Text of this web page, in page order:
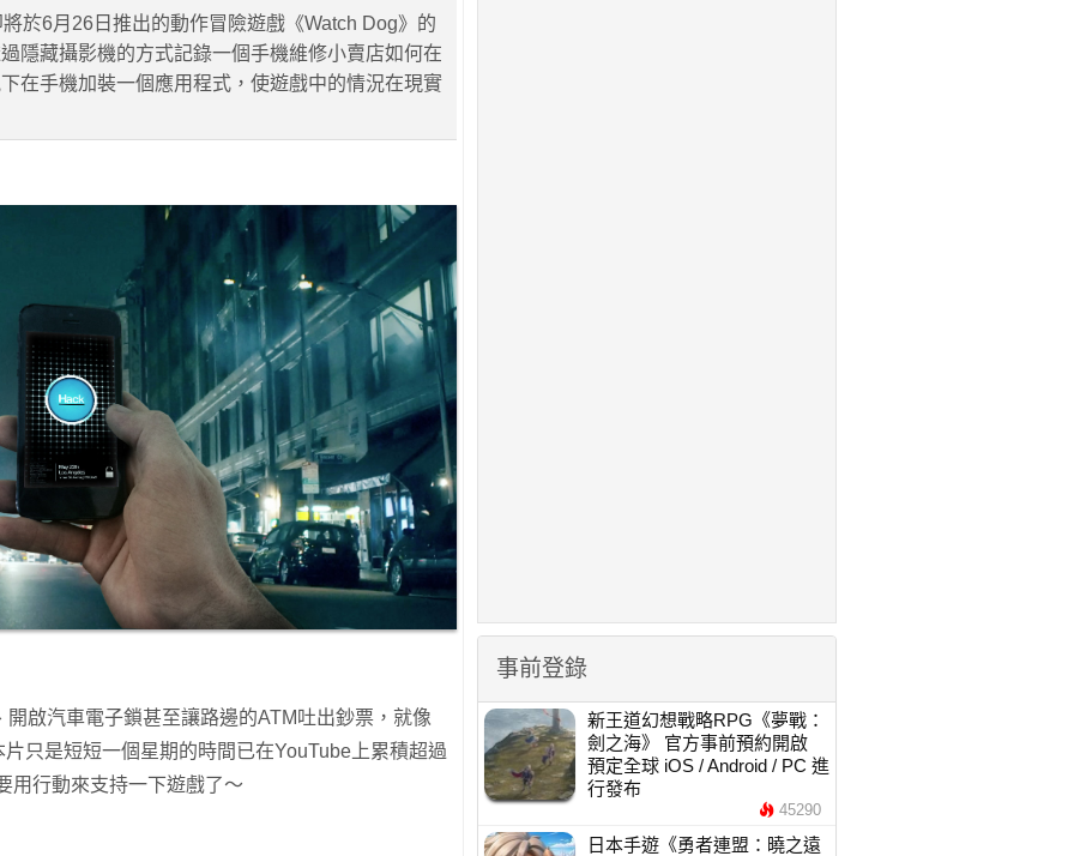
於6月26日推出的動作冒險遊戲《Watch Dog》的
隱藏攝影機的方式記錄一個手機維修小賣店如何在
在手機加裝一個應用程式，使遊戲中的情況在現實
啟汽車電子鎖甚至讓路邊的ATM吐出鈔票，就像
只是短短一個星期的時間已在YouTube上累積超過
用行動來支持一下遊戲了～
事前登錄
新王道幻想戰略RPG《夢戰：
劍之海》 官方事前預約開啟
預定全球 iOS / Android / PC 進
行發布
45290
日本手遊《勇者連盟：曉之遠